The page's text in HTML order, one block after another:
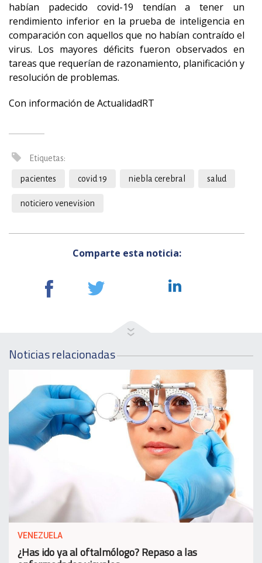
habían padecido covid-19 tendían a tener un
rendimiento inferior en la prueba de inteligencia en
comparación con aquellos que no habían contraído el
virus. Los mayores déficits fueron observados en
tareas que requerían de razonamiento, planificación y
resolución de problemas.
Con información de ActualidadRT
Etiquetas:
pacientes covid 19 niebla cerebral salud
noticiero venevision
Comparte esta noticia:
Noticias relacionadas
VENEZUELA
¿Has ido ya al oftalmólogo? Repaso a las